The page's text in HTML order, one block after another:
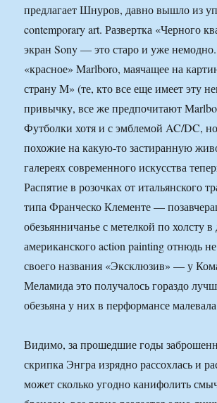
предлагает Шнуров, давно вышло из
contemporary art. Развертка «Черного
экран Sony — это старо и уже
«красное» Marlboro, маячащее на
страну М» (те, кто все еще имеет эту
привычку, все же предпочитают
Футболки хотя и с эмблемой AC/DC,
похожие на какую-то застиранную
галереях современного искусства
Распятие в розочках от итальянского
типа Франческо Клементе —
обезьянничанье с метелкой по холсту в
американского action painting отнюдь
своего названия «Эксклюзив» — у
Меламида это получалось гораздо
обезьяна у них в перформансе
Видимо, за прошедшие годы
скрипка Энгра изрядно рассохлась и
может сколько угодно канифолить